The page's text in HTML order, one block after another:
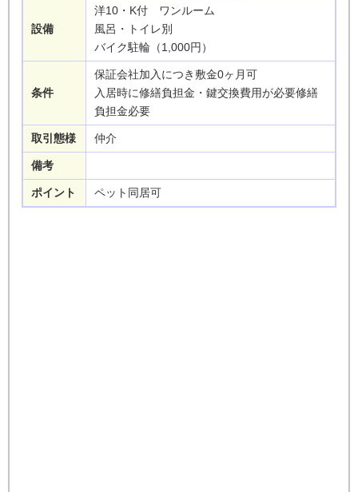
設備
洋10・K付 ワンルーム
風呂・トイレ別
バイク駐輪（1,000円）
条件
保証会社加入につき敷金0ヶ月可
入居時に修繕負担金・鍵交換費用が必要修繕
負担金必要
取引態様 仲介
備考
ポイント ペット同居可